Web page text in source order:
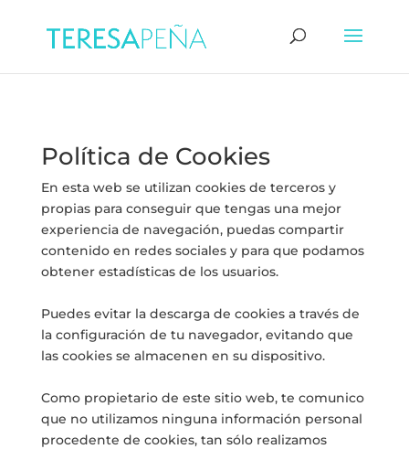
Política de Cookies
En esta web se utilizan cookies de terceros y
propias para conseguir que tengas una mejor
experiencia de navegación, puedas compartir
contenido en redes sociales y para que podamos
obtener estadísticas de los usuarios.
Puedes evitar la descarga de cookies a través de
la configuración de tu navegador, evitando que
las cookies se almacenen en su dispositivo.
Como propietario de este sitio web, te comunico
que no utilizamos ninguna información personal
procedente de cookies, tan sólo realizamos